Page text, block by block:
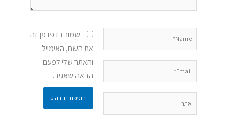
שמור בדפדפן זה
את השם, האימייל
והאתר שלי לפעם
הבאה שאגיב.